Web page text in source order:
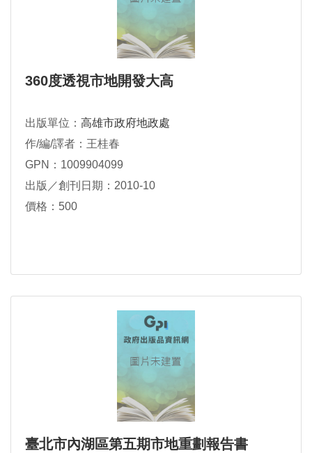
360度透視市地開發大高
出版單位： 高雄市政府地政處
作/編/譯者：王桂春
GPN：1009904099
出版／創刊日期：2010-10
價格：500
臺北市內湖區第五期市地重劃報告書